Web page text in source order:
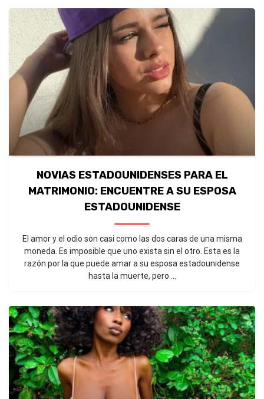
NOVIAS ESTADOUNIDENSES PARA EL
MATRIMONIO: ENCUENTRE A SU ESPOSA
ESTADOUNIDENSE
El amor y el odio son casi como las dos caras de una misma
moneda. Es imposible que uno exista sin el otro. Esta es la
razón por la que puede amar a su esposa estadounidense
hasta la muerte, pero ...